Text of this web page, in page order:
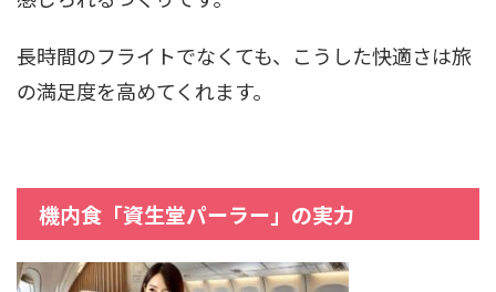
長時間のフライトでなくても、こうした快適さは旅
の満足度を高めてくれます。
機内食「資生堂パーラー」の実力